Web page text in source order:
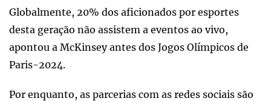
Globalmente, 20% dos aficionados por esportes
desta geração não assistem a eventos ao vivo,
apontou a McKinsey antes dos Jogos Olímpicos de
Paris-2024.
Por enquanto, as parcerias com as redes sociais são